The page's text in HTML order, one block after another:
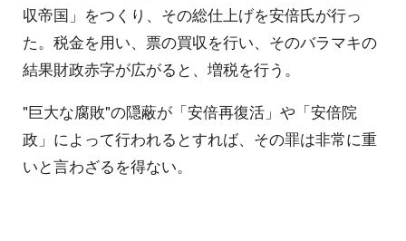
収帝国」をつくり、その総仕上げを安倍氏が行っ
た。税金を用い、票の買収を行い、そのバラマキの
結果財政赤字が広がると、増税を行う。
"巨大な腐敗"の隠蔽が「安倍再復活」や「安倍院
政」によって行われるとすれば、その罪は非常に重
いと言わざるを得ない。